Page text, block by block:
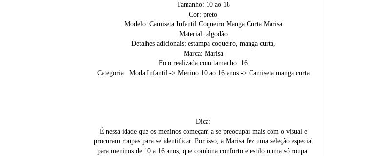
Tamanho: 10 ao 18
Cor: preto
Modelo: Camiseta Infantil Coqueiro Manga Curta Marisa
Material: algodão
Detalhes adicionais: estampa coqueiro, manga curta,
Marca: Marisa
Foto realizada com tamanho: 16
Categoria: Moda Infantil -> Menino 10 ao 16 anos -> Camiseta manga curta
Dica:
É nessa idade que os meninos começam a se preocupar mais com o visual e
procuram roupas para se identificar. Por isso, a Marisa fez uma seleção especial
para meninos de 10 a 16 anos, que combina conforto e estilo numa só roupa.